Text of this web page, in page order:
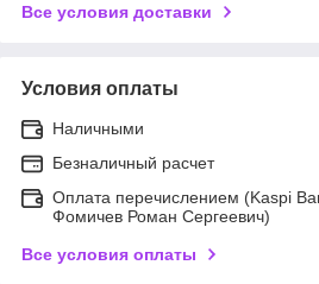
Все условия доставки
Условия оплаты
Наличными
Безналичный расчет
Оплата перечислением (Kaspi
Фомичев Роман Сергеевич)
Все условия оплаты